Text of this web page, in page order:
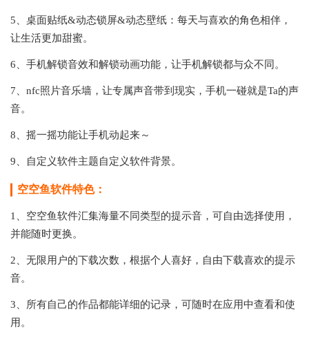
5、桌面贴纸&动态锁屏&动态壁纸：每天与喜欢的角色相伴，
让生活更加甜蜜。
6、手机解锁音效和解锁动画功能，让手机解锁都与众不同。
7、nfc照片音乐墙，让专属声音带到现实，手机一碰就是Ta的声
音。
8、摇一摇功能让手机动起来～
9、自定义软件主题自定义软件背景。
空空鱼软件特色：
1、空空鱼软件汇集海量不同类型的提示音，可自由选择使用，
并能随时更换。
2、无限用户的下载次数，根据个人喜好，自由下载喜欢的提示
音。
3、所有自己的作品都能详细的记录，可随时在应用中查看和使
用。